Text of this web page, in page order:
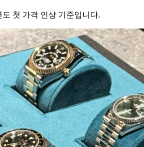
첫 가격 인상 기준입니다.